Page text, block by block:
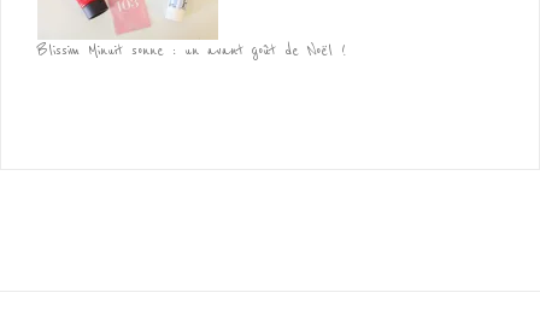
Blissim Minuit sonne : un avant goût de Noël !